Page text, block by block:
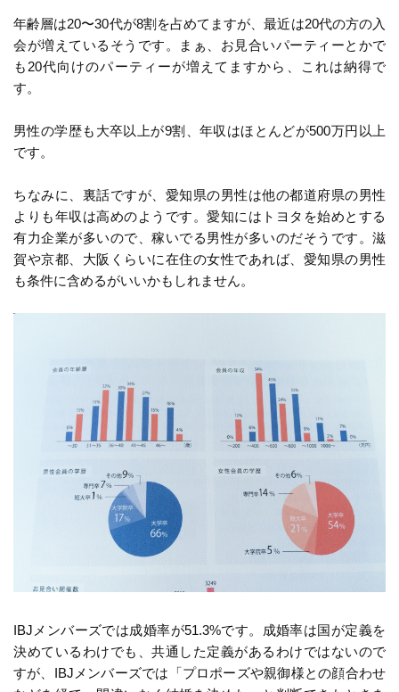
年齢層は20〜30代が8割を占めてますが、最近は20代の方の入
会が増えているそうです。まぁ、お見合いパーティーとかで
も20代向けのパーティーが増えてますから、これは納得で
す。
男性の学歴も大卒以上が9割、年収はほとんどが500万円以上
です。
ちなみに、裏話ですが、愛知県の男性は他の都道府県の男性
よりも年収は高めのようです。愛知にはトヨタを始めとする
有力企業が多いので、稼いでる男性が多いのだそうです。滋
賀や京都、大阪くらいに在住の女性であれば、愛知県の男性
も条件に含めるがいいかもしれません。
IBJメンバーズでは成婚率が51.3%です。成婚率は国が定義を
決めているわけでも、共通した定義があるわけではないので
すが、IBJメンバーズでは「プロポーズや親御様との顔合わせ